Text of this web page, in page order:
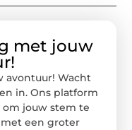
met jouw
avontuur! Wacht
in. Ons platform
jouw stem te
een groter